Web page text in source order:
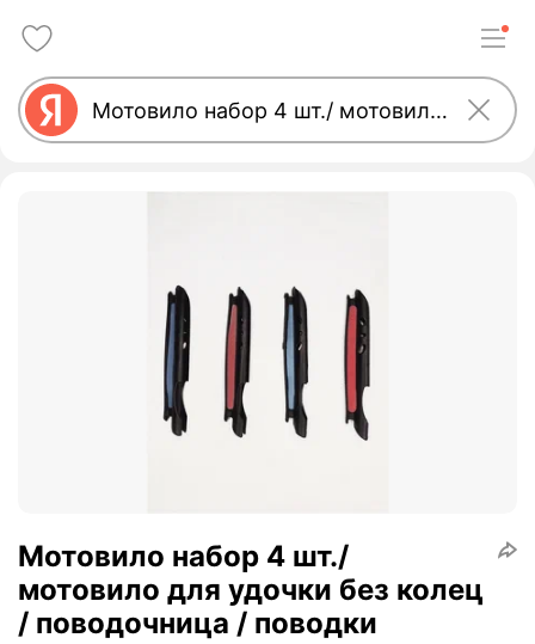
Мотовило набор 4 шт./
мотовило для удочки без колец
/ поводочница / поводки